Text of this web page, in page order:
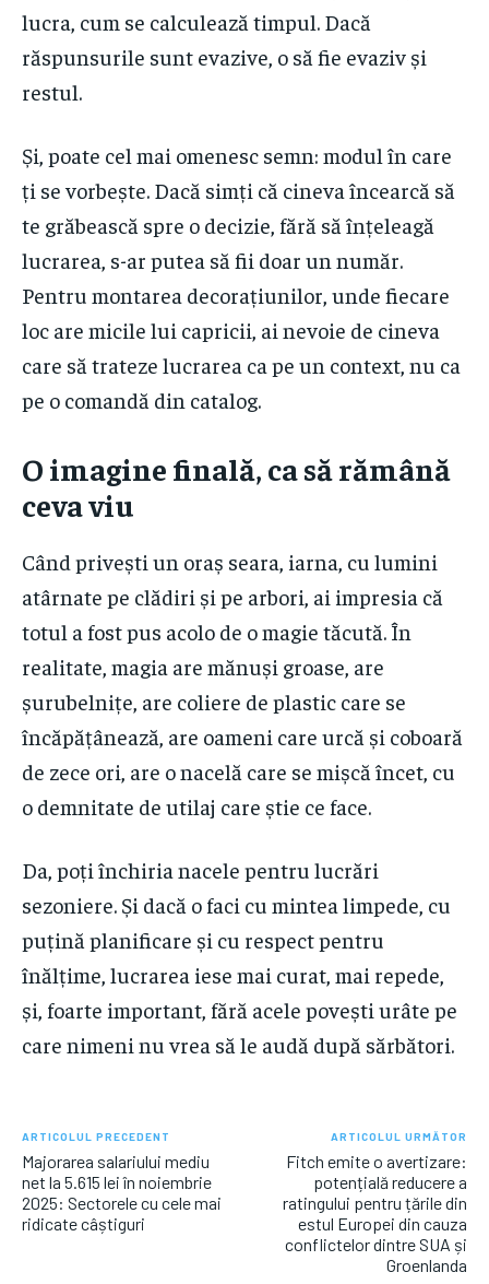
lucra, cum se calculează timpul. Dacă
răspunsurile sunt evazive, o să fie evaziv și
restul.
Și, poate cel mai omenesc semn: modul în care
ți se vorbește. Dacă simți că cineva încearcă să
te grăbească spre o decizie, fără să înțeleagă
lucrarea, s-ar putea să fii doar un număr.
Pentru montarea decorațiunilor, unde fiecare
loc are micile lui capricii, ai nevoie de cineva
care să trateze lucrarea ca pe un context, nu ca
pe o comandă din catalog.
O imagine finală, ca să rămână
ceva viu
Când privești un oraș seara, iarna, cu lumini
atârnate pe clădiri și pe arbori, ai impresia că
totul a fost pus acolo de o magie tăcută. În
realitate, magia are mănuși groase, are
șurubelnițe, are coliere de plastic care se
încăpățânează, are oameni care urcă și coboară
de zece ori, are o nacelă care se mișcă încet, cu
o demnitate de utilaj care știe ce face.
Da, poți închiria nacele pentru lucrări
sezoniere. Și dacă o faci cu mintea limpede, cu
puțină planificare și cu respect pentru
înălțime, lucrarea iese mai curat, mai repede,
și, foarte important, fără acele povești urâte pe
care nimeni nu vrea să le audă după sărbători.
ARTICOLUL PRECEDENT
Majorarea salariului mediu
net la 5.615 lei în noiembrie
2025: Sectorele cu cele mai
ridicate câștiguri
ARTICOLUL URMĂTOR
Fitch emite o avertizare:
potențială reducere a
ratingului pentru țările din
estul Europei din cauza
conflictelor dintre SUA și
Groenlanda